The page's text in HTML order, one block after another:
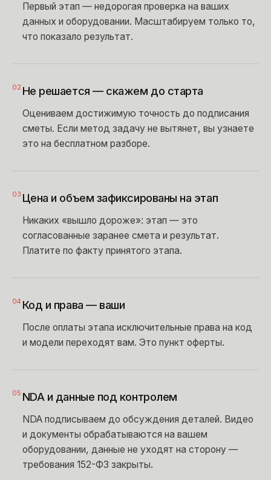
Первый этап — недорогая проверка на ваших
данных и оборудовании. Масштабируем только то,
что показало результат.
02 Не решается — скажем до старта
Оцениваем достижимую точность до подписания
сметы. Если метод задачу не вытянет, вы узнаете
это на бесплатном разборе.
03 Цена и объем зафиксированы на этап
Никаких «вышло дороже»: этап — это
согласованные заранее смета и результат.
Платите по факту принятого этапа.
04 Код и права — ваши
После оплаты этапа исключительные права на код
и модели переходят вам. Это пункт оферты.
05 NDA и данные под контролем
NDA подписываем до обсуждения деталей. Видео
и документы обрабатываются на вашем
оборудовании, данные не уходят на сторону —
требования 152-ФЗ закрыты.